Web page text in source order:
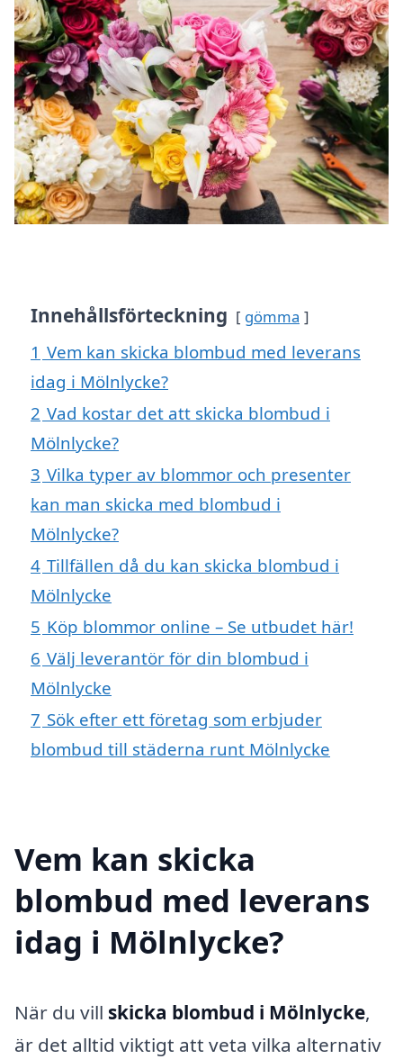
Innehållsförteckning gömma
1 Vem kan skicka blombud med leverans
idag i Mölnlycke?
2 Vad kostar det att skicka blombud i
Mölnlycke?
3 Vilka typer av blommor och presenter
kan man skicka med blombud i
Mölnlycke?
4 Tillfällen då du kan skicka blombud i
Mölnlycke
5 Köp blommor online – Se utbudet här!
6 Välj leverantör för din blombud i
Mölnlycke
7 Sök efter ett företag som erbjuder
blombud till städerna runt Mölnlycke
Vem kan skicka
blombud med leverans
idag i Mölnlycke?
När du vill skicka blombud i Mölnlycke,
är det alltid viktigt att veta vilka alternativ